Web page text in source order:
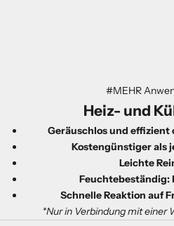
#MEHR
Heiz- und
Geräuschlos und effizient
Kostengünstiger als
Leichte
Feuchtebeständig:
Schnelle Reaktion auf
*Nur in Verbindung mit einer